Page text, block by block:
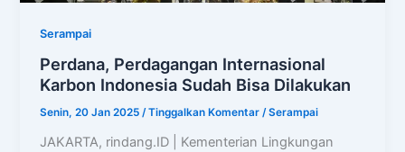
Serampai
Perdana, Perdagangan Internasional
Karbon Indonesia Sudah Bisa Dilakukan
Senin, 20 Jan 2025/Tinggalkan Komentar /Serampai
JAKARTA, rindang.ID | Kementerian Lingkungan